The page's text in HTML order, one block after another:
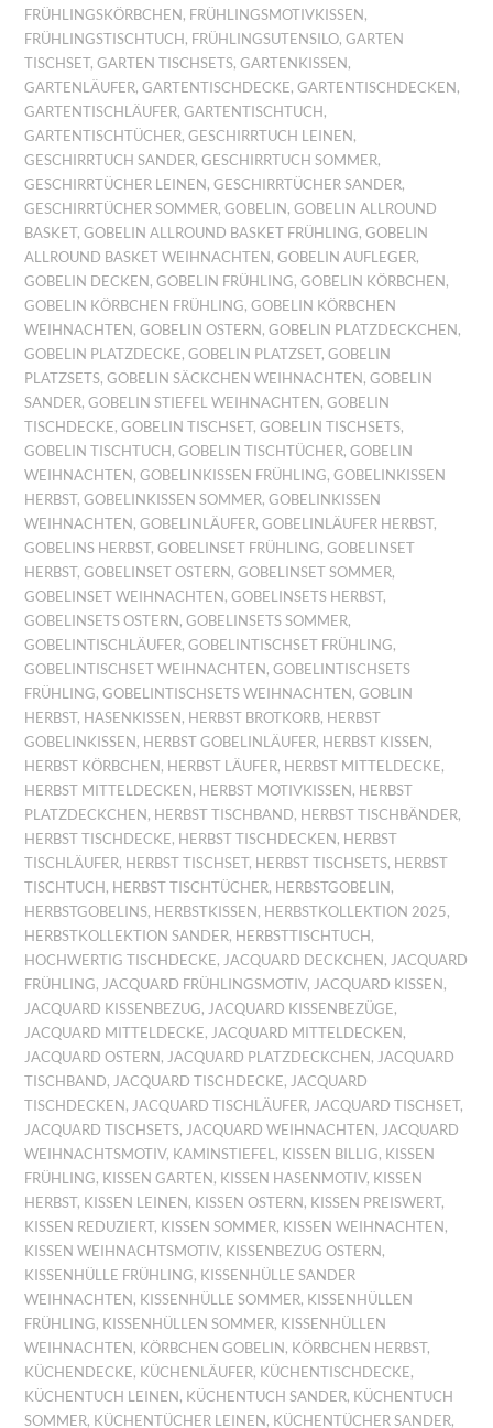
FRÜHLINGSKÖRBCHEN, FRÜHLINGSMOTIVKISSEN,
FRÜHLINGSTISCHTUCH, FRÜHLINGSUTENSILO,GARTEN
TISCHSET,GARTEN TISCHSETS,GARTENKISSEN,
GARTENLÄUFER,GARTENTISCHDECKE,GARTENTISCHDECKEN,
GARTENTISCHLÄUFER,GARTENTISCHTUCH,
GARTENTISCHTÜCHER,GESCHIRRTUCH LEINEN,
GESCHIRRTUCH SANDER,GESCHIRRTUCH SOMMER,
GESCHIRRTÜCHER LEINEN,GESCHIRRTÜCHER SANDER,
GESCHIRRTÜCHER SOMMER,GOBELIN,GOBELIN ALLROUND
BASKET,GOBELIN ALLROUND BASKET FRÜHLING,GOBELIN
ALLROUND BASKET WEIHNACHTEN,GOBELIN AUFLEGER,
GOBELIN DECKEN,GOBELIN FRÜHLING,GOBELIN KÖRBCHEN,
GOBELIN KÖRBCHEN FRÜHLING,GOBELIN KÖRBCHEN
WEIHNACHTEN,GOBELIN OSTERN,GOBELIN PLATZDECKCHEN,
GOBELIN PLATZDECKE,GOBELIN PLATZSET,GOBELIN
PLATZSETS,GOBELIN SÄCKCHEN WEIHNACHTEN,GOBELIN
SANDER,GOBELIN STIEFEL WEIHNACHTEN,GOBELIN
TISCHDECKE,GOBELIN TISCHSET,GOBELIN TISCHSETS,
GOBELIN TISCHTUCH,GOBELIN TISCHTÜCHER,GOBELIN
WEIHNACHTEN,GOBELINKISSEN FRÜHLING,GOBELINKISSEN
HERBST,GOBELINKISSEN SOMMER,GOBELINKISSEN
WEIHNACHTEN,GOBELINLÄUFER,GOBELINLÄUFER HERBST,
GOBELINS HERBST,GOBELINSET FRÜHLING,GOBELINSET
HERBST,GOBELINSET OSTERN,GOBELINSET SOMMER,
GOBELINSET WEIHNACHTEN,GOBELINSETS HERBST,
GOBELINSETS OSTERN,GOBELINSETS SOMMER,
GOBELINTISCHLÄUFER,GOBELINTISCHSET FRÜHLING,
GOBELINTISCHSET WEIHNACHTEN,GOBELINTISCHSETS
FRÜHLING,GOBELINTISCHSETS WEIHNACHTEN,GOBLIN
HERBST, HASENKISSEN, HERBST BROTKORB, HERBST
GOBELINKISSEN, HERBST GOBELINLÄUFER, HERBST KISSEN,
HERBST KÖRBCHEN, HERBST LÄUFER, HERBST MITTELDECKE,
HERBST MITTELDECKEN, HERBST MOTIVKISSEN, HERBST
PLATZDECKCHEN, HERBST TISCHBAND, HERBST TISCHBÄNDER,
HERBST TISCHDECKE, HERBST TISCHDECKEN, HERBST
TISCHLÄUFER, HERBST TISCHSET, HERBST TISCHSETS, HERBST
TISCHTUCH, HERBST TISCHTÜCHER, HERBSTGOBELIN,
HERBSTGOBELINS, HERBSTKISSEN, HERBSTKOLLEKTION 2025,
HERBSTKOLLEKTION SANDER, HERBSTTISCHTUCH,
HOCHWERTIG TISCHDECKE, JACQUARD DECKCHEN, JACQUARD
FRÜHLING, JACQUARD FRÜHLINGSMOTIV, JACQUARD KISSEN,
JACQUARD KISSENBEZUG, JACQUARD KISSENBEZÜGE,
JACQUARD MITTELDECKE, JACQUARD MITTELDECKEN,
JACQUARD OSTERN, JACQUARD PLATZDECKCHEN, JACQUARD
TISCHBAND, JACQUARD TISCHDECKE, JACQUARD
TISCHDECKEN, JACQUARD TISCHLÄUFER, JACQUARD TISCHSET,
JACQUARD TISCHSETS, JACQUARD WEIHNACHTEN, JACQUARD
WEIHNACHTSMOTIV, KAMINSTIEFEL , KISSEN BILLIG, KISSEN
FRÜHLING, KISSEN GARTEN, KISSEN HASENMOTIV, KISSEN
HERBST, KISSEN LEINEN, KISSEN OSTERN, KISSEN PREISWERT,
KISSEN REDUZIERT, KISSEN SOMMER, KISSEN WEIHNACHTEN,
KISSEN WEIHNACHTSMOTIV, KISSENBEZUG OSTERN,
KISSENHÜLLE FRÜHLING, KISSENHÜLLE SANDER
WEIHNACHTEN, KISSENHÜLLE SOMMER, KISSENHÜLLEN
FRÜHLING, KISSENHÜLLEN SOMMER, KISSENHÜLLEN
WEIHNACHTEN, KÖRBCHEN GOBELIN, KÖRBCHEN HERBST,
KÜCHENDECKE, KÜCHENLÄUFER, KÜCHENTISCHDECKE,
KÜCHENTUCH LEINEN, KÜCHENTUCH SANDER, KÜCHENTUCH
SOMMER, KÜCHENTÜCHER LEINEN, KÜCHENTÜCHER SANDER,